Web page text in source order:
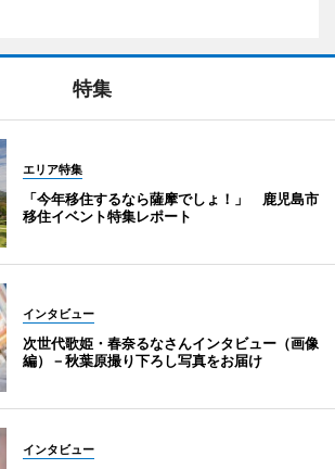
特集
エリア特集
「今年移住するなら薩摩でしょ！」 鹿児島市
移住イベント特集レポート
インタビュー
次世代歌姫・春奈るなさんインタビュー（画像
編）－秋葉原撮り下ろし写真をお届け
インタビュー